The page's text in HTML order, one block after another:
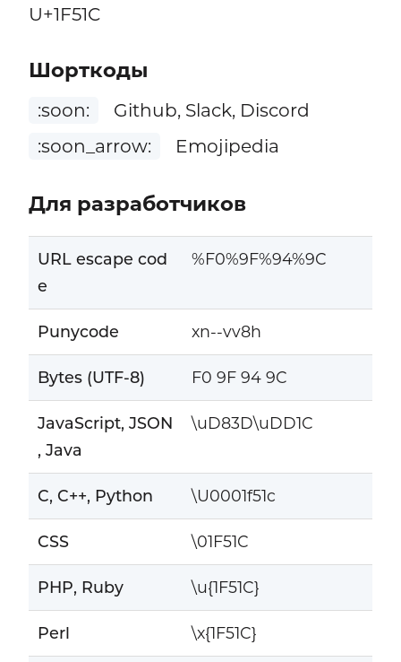
U+1F51C
Шорткоды
:soon:
Github, Slack, Discord
:soon_arrow:
Emojipedia
Для разработчиков
URL escape cod
e
%F0%9F%94%9C
Punycode xn--vv8h
Bytes (UTF-8) F0 9F 94 9C
JavaScript, JSON
, Java
\uD83D\uDD1C
C, C++, Python \U0001f51c
CSS \01F51C
PHP, Ruby \u{1F51C}
Perl \x{1F51C}